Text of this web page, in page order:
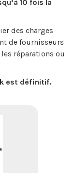
10 fois la
des charges
de fournisseurs
réparations ou
est définitif.